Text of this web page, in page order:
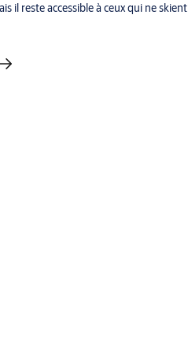
il reste accessible à ceux qui ne skient